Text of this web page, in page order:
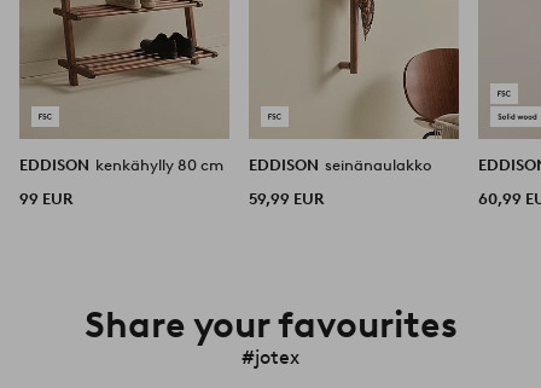
EDDISON kenkähylly 80 cm
99 EUR
EDDISON seinänaulakko
59,99 EUR
60,99
Share your favourites
#jotex